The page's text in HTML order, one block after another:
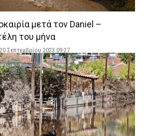
μετά τον Daniel –
του μήνα
20 Σεπτεμβρίου 2023 09:27